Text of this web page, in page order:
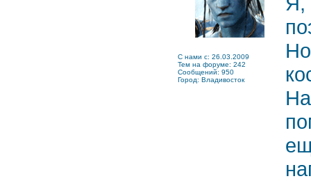
C нами с: 26.03.2009
Тем на форуме: 242
Сообщений: 950
Город: Владивосток